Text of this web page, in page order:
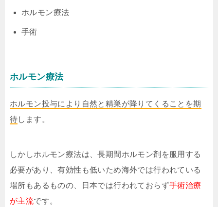
ホルモン療法
手術
ホルモン療法
ホルモン投与により自然と精巣が降りてくることを期
待します。
しかしホルモン療法は、長期間ホルモン剤を服用する
必要があり、有効性も低いため海外では行われている
場所もあるものの、日本では行われておらず手術治療
が主流です。